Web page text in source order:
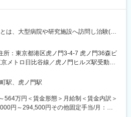
る業務
や看護師と話す機会も多いため学ぶこと
、正確に記録する力が身につきます。
剤師など、いろんな職種の人と協力して
クの大切さを学べます。
は、大型病院や研究施設へ訪問し治験(新
最終段階で患者さんの協力を得ておこなわ
す。
（CRC）とは：治験がスムーズに進行す
とのスケジュール調整や治験に関連する
所：東京都港区虎ノ門3-4-7 虎ノ門36森ビ
メトロ日比谷線／虎ノ門ヒルズ駅受動喫
勤務地詳細2＞静岡市内の医療施設住所：
屋内全面禁煙変更の範囲：会社の定める
駅、虎ノ門駅
564万円＜賃金形態＞月給制＜賃金内訳＞
円～294,500円その他固定手当/月：